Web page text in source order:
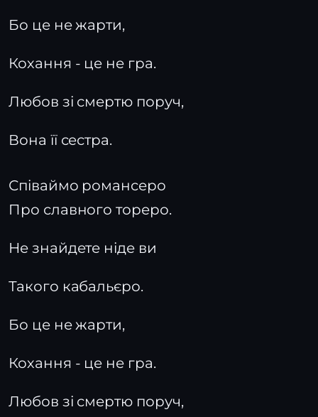
Бо це не жарти,
Кохання - це не гра.
Любов зі смертю поруч,
Вона її сестра.
Співаймо романсеро
Про славного тореро.
Не знайдете ніде ви
Такого кабальєро.
Бо це не жарти,
Кохання - це не гра.
Любов зі смертю поруч,